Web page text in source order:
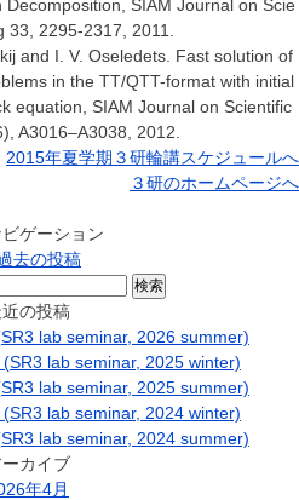
Decomposition, SIAM Journal on Scie
33, 2295-2317, 2011.
and I. V. Oseledets. Fast solution of
in the TT/QTT-format with initial
equation, SIAM Journal on Scientific
A3016–A3038, 2012.
2015年夏学期３研輪講スケジュールへ
３研のホームページへ
ゲーション
去の投稿
の投稿
lab seminar, 2026 summer)
lab seminar, 2025 winter)
lab seminar, 2025 summer)
lab seminar, 2024 winter)
lab seminar, 2024 summer)
ーカイブ
年4月